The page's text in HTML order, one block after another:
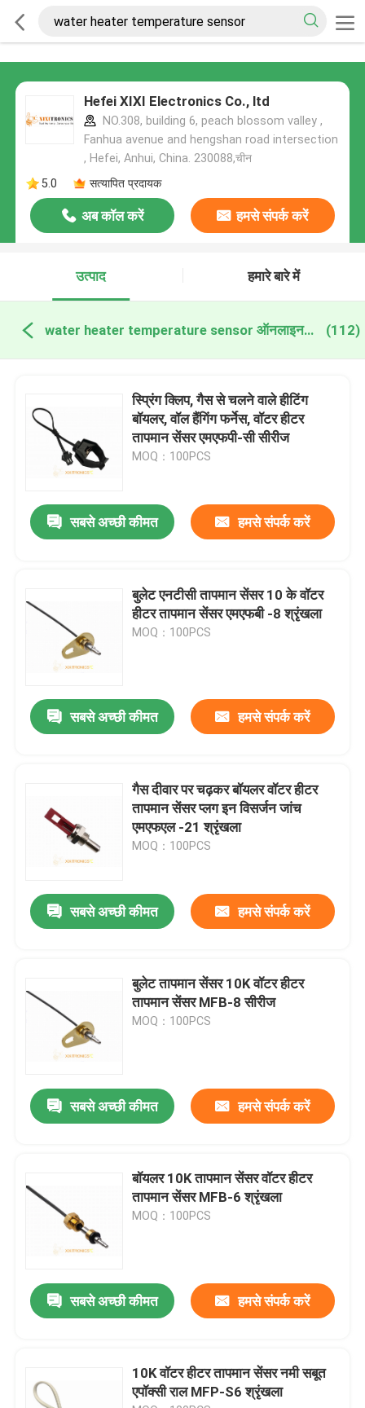
Hefei XIXI Electronics Co., ltd
NO.308, building 6, peach blossom valley ,
Fanhua avenue and hengshan road intersection
, Hefei, Anhui, China. 230088,चीन
5.0
सत्यापित प्रदायक
अब कॉल करें हमसे संपर्क करें
उत्पाद हमारे बारे में
water heater temperature sensor ऑनलाइन निर्माण (112)
स्प्रिंग क्लिप, गैस से चलने वाले हीटिंग
बॉयलर, वॉल हैंगिंग फर्नेस, वॉटर हीटर
तापमान सेंसर एमएफपी-सी सीरीज
MOQ：100PCS
सबसे अच्छी कीमत हमसे संपर्क करें
बुलेट एनटीसी तापमान सेंसर 10 के वॉटर
हीटर तापमान सेंसर एमएफबी -8 श्रृंखला
MOQ：100PCS
सबसे अच्छी कीमत हमसे संपर्क करें
गैस दीवार पर चढ़कर बॉयलर वॉटर हीटर
तापमान सेंसर प्लग इन विसर्जन जांच
एमएफएल -21 श्रृंखला
MOQ：100PCS
सबसे अच्छी कीमत हमसे संपर्क करें
बुलेट तापमान सेंसर 10K वॉटर हीटर
तापमान सेंसर MFB-8 सीरीज
MOQ：100PCS
सबसे अच्छी कीमत हमसे संपर्क करें
बॉयलर 10K तापमान सेंसर वॉटर हीटर
तापमान सेंसर MFB-6 श्रृंखला
MOQ：100PCS
सबसे अच्छी कीमत हमसे संपर्क करें
10K वॉटर हीटर तापमान सेंसर नमी सबूत
एपॉक्सी राल MFP-S6 श्रृंखला